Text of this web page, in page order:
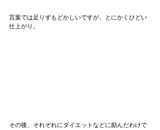
言葉では足りずもどかしいですが、とにかくひどい
仕上がり。
その後、それぞれにダイエットなどに励んだわけで